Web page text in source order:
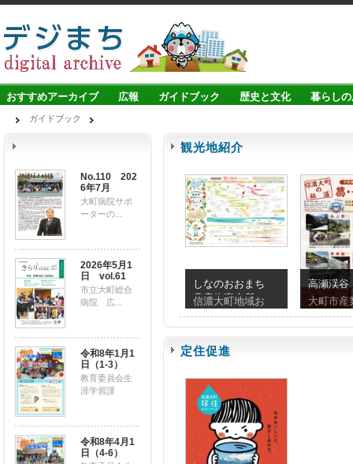
おすすめアーカイブ 広報 ガイドブック 歴史と文化 暮らし
ガイドブック
No.110 202
6年7月
大町病院サポ
ーターの...
2026年5月1
日 vol.61
市立大町総合
病院 広...
令和8年1月1
日（1-3）
教育委員会生
涯学習課
令和8年4月1
日（4-6）
観光地紹介
しなのおおまち
農産物直売所マ
ップ＆旬の食材
カレンダー
信濃大町地域お
高瀬渓谷
大町市産
定住促進